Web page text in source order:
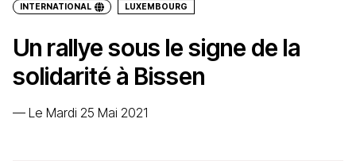
INTERNATIONAL LUXEMBOURG
Un rallye sous le signe de la
solidarité à Bissen
— Le Mardi 25 Mai 2021